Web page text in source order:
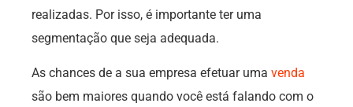
realizadas. Por isso, é importante ter uma
segmentação que seja adequada.
As chances de a sua empresa efetuar uma venda
são bem maiores quando você está falando com o